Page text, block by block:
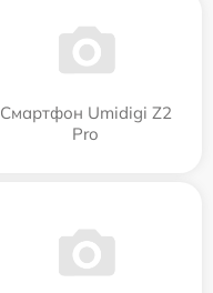
Смартфон Umidigi Z2
Pro